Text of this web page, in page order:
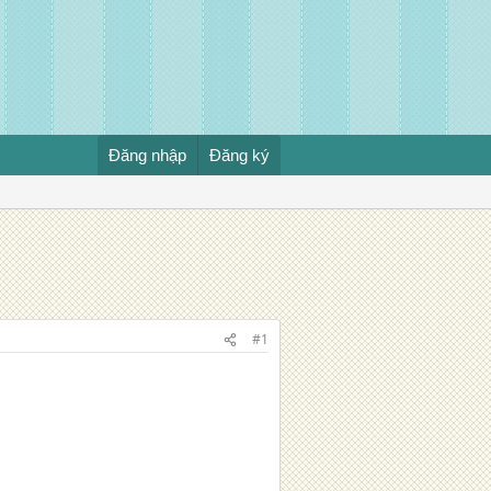
Đăng nhập Đăng ký
#1